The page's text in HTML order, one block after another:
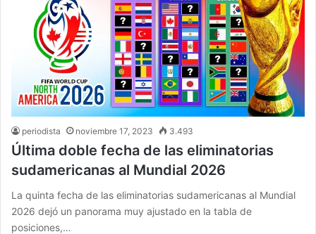
periodista noviembre 17, 2023 3.493
Última doble fecha de las eliminatorias
sudamericanas al Mundial 2026
La quinta fecha de las eliminatorias sudamericanas al Mundial
2026 dejó un panorama muy ajustado en la tabla de
posiciones,…